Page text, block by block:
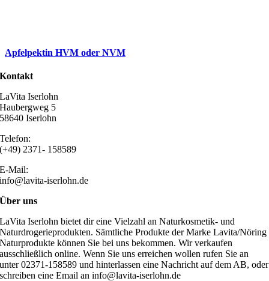
Apfelpektin HVM oder NVM
Kontakt
LaVita Iserlohn
Haubergweg 5
58640 Iserlohn
Telefon:
(+49) 2371- 158589
E-Mail:
info@lavita-iserlohn.de
Über uns
LaVita Iserlohn bietet dir eine Vielzahl an Naturkosmetik- und
Naturdrogerieprodukten. Sämtliche Produkte der Marke Lavita/Nöring
Naturprodukte können Sie bei uns bekommen. Wir verkaufen
ausschließlich online. Wenn Sie uns erreichen wollen rufen Sie an
unter 02371-158589 und hinterlassen eine Nachricht auf dem AB, oder
schreiben eine Email an info@lavita-iserlohn.de